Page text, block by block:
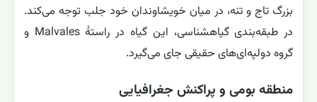
بزرگ تاج و تنه، در میان خویشاوندان خود جلب توجه می‌کند.
در طبقه‌بندی گیاهشناسی، این گیاه در راستهٔ Malvales و
گروه دولپه‌ای‌های حقیقی جای می‌گیرد.
منطقه بومی و پراکنش جغرافیایی